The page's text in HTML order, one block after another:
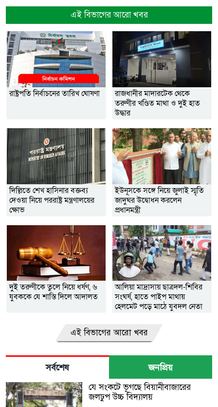
এই বিভাগের আরো খবর
রাষ্ট্রপতি নির্বাচনের তারিখ ঘোষণা
রাজধানীর মাদারটেক থেকে
তরুণীর খণ্ডিত মাথা ও দুই হাত
উদ্ধার
দিল্লিতে শেখ হাসিনার বক্তব্য
দেওয়া নিয়ে পররাষ্ট্র মন্ত্রণালয়ের
ক্ষোভ
ইউনূসকে সঙ্গে নিয়ে জুলাই স্মৃতি
জাদুঘর উদ্বোধন করলেন
প্রধানমন্ত্রী
দুই তরুণীকে তুলে নিয়ে ধর্ষণ, ৬
যুবককে যে শাস্তি দিলে আদালত
আলিয়া মাদ্রাসায় ছাত্রদল-শিবির
সংঘর্ষ, হাতে পাইপ মাথায়
হেলমেট পড়ে মাঠে যুবদল নেতা
এই বিভাগের আরো খবর
সর্বশেষ জনপ্রিয়
যে সংকটে ভূগছে বিয়ানীবাজারের
জলঢুপ উচ্চ বিদ্যালয়